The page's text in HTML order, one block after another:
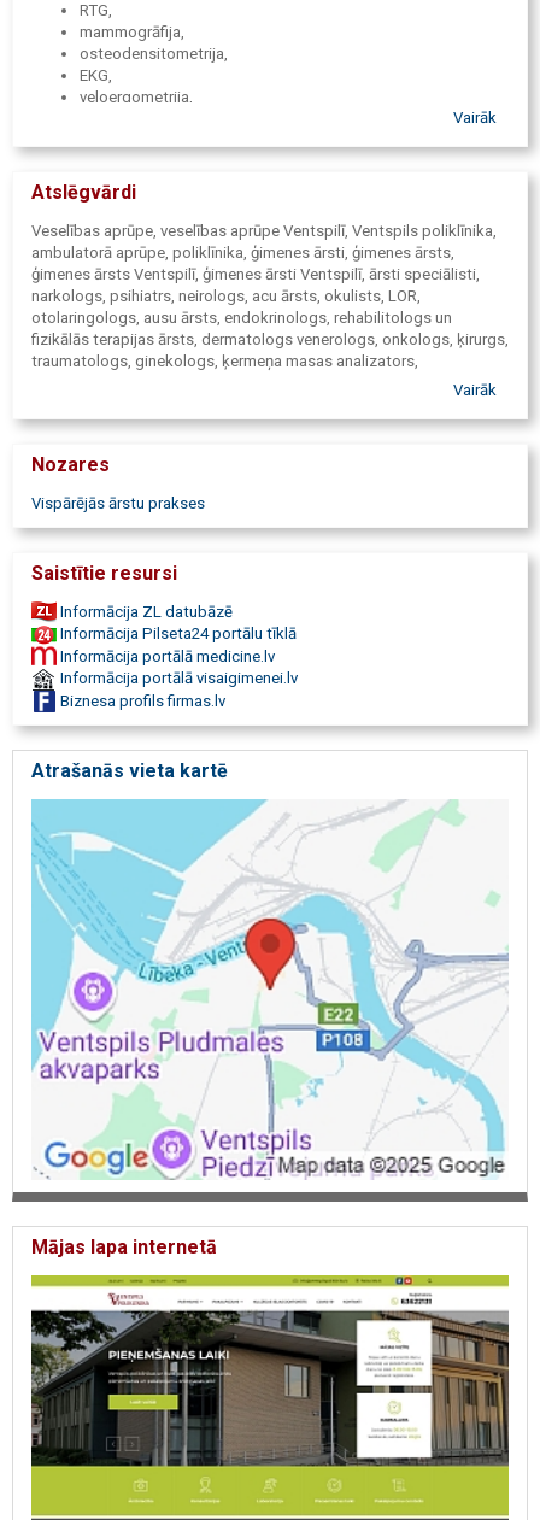
RTG,
mammogrāfija,
osteodensitometrija,
EKG,
veloergometrija,
Obligātās veselības pārbaudes,
Šoferu un ieroču atļauju veselības komisija,
Laboratorija.
Ārstniecības iestādes kods 2700-24101.
Vairāk
Atslēgvārdi
Veselības aprūpe, veselības aprūpe Ventspilī, Ventspils poliklīnika,
ambulatorā aprūpe, poliklīnika, ģimenes ārsti, ģimenes ārsts,
ģimenes ārsts Ventspilī, ģimenes ārsti Ventspilī, ārsti speciālisti,
narkologs, psihiatrs, neirologs, acu ārsts, okulists, LOR,
otolaringologs, ausu ārsts, endokrinologs, rehabilitologs un
fizikālās terapijas ārsts, dermatologs venerologs, onkologs, ķirurgs,
traumatologs, ginekologs, ķermeņa masas analizators,
rehabilitācijas pakalpojumi, ārstnieciskā vingrošana, ārstnieciskā
fizioterapeits, ergoterapeits, audiologopēds, tehniskais ortopēds,
šoferu komisija, ieroču atļaujas, laboratorija, vakcinācija pret ērcēm,
vakcinācija pret gripu, ceļotāju vakcinācija, vakcinācija pret A un B
pedikīrs, Slinga terapija.
Vairāk
Nozares
Vispārējās ārstu prakses
Saistītie resursi
Informācija ZL datubāzē
Informācija Pilseta24 portālu tīklā
Informācija portālā medicine.lv
Informācija portālā visaigimenei.lv
Biznesa profils firmas.lv
Atrašanās vieta kartē
Mājas lapa internetā